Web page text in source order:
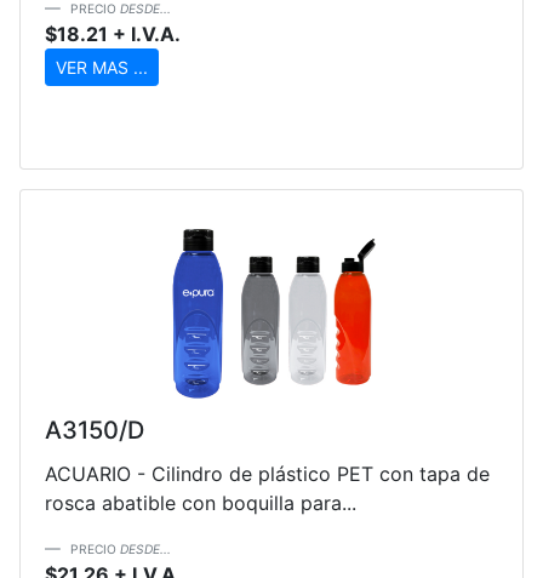
PRECIO DESDE...
$18.21 + I.V.A.
VER MAS ...
A3150/D
ACUARIO - Cilindro de plástico PET con tapa de
rosca abatible con boquilla para...
PRECIO DESDE...